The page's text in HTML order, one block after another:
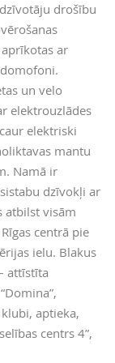
drošību
ar
un velo
elektrouzlādes
elektriski
mantu
Namā ir
dzīvokļi ar
atbilst visām
centrā pie
ielu. Blakus
attīstīta
aptieka,
centrs 4”,